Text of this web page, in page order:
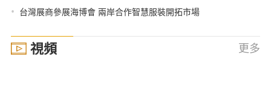
• 台灣展商參展海博會 兩岸合作智慧服裝開拓市場
視頻 更多